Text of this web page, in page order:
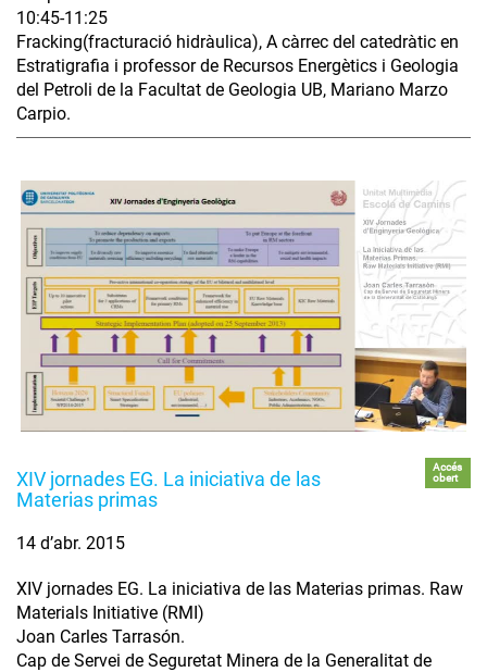
10:45-11:25
Fracking(fracturació hidràulica), A càrrec del catedràtic en
Estratigrafia i professor de Recursos Energètics i Geologia
del Petroli de la Facultat de Geologia UB, Mariano Marzo
Carpio.
XIV jornades EG. La iniciativa de las
Materias primas
Accés
obert
14 d’abr. 2015
XIV jornades EG. La iniciativa de las Materias primas. Raw
Materials Initiative (RMI)
Joan Carles Tarrasón.
Cap de Servei de Seguretat Minera de la Generalitat de